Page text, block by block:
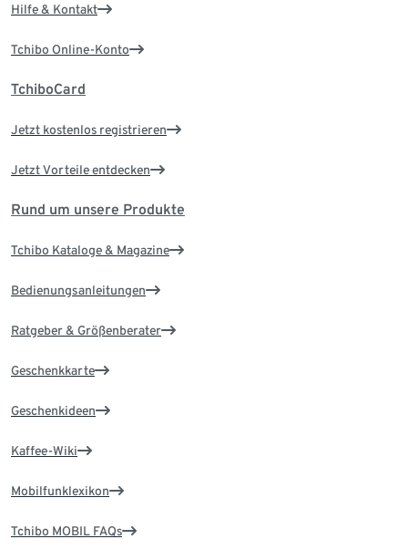
Hilfe & Kontakt
Tchibo Online-Konto
TchiboCard
Jetzt kostenlos registrieren
Jetzt Vorteile entdecken
Rund um unsere Produkte
Tchibo Kataloge & Magazine
Bedienungsanleitungen
Ratgeber & Größenberater
Geschenkkarte
Geschenkideen
Kaffee-Wiki
Mobilfunklexikon
Tchibo MOBIL FAQs